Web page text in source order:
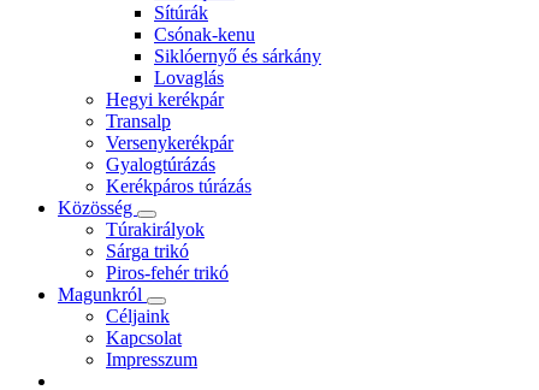
Sítúrák
Csónak-kenu
Siklóernyő és sárkány
Lovaglás
Hegyi kerékpár
Transalp
Versenykerékpár
Gyalogtúrázás
Kerékpáros túrázás
Közösség
Túrakirályok
Sárga trikó
Piros-fehér trikó
Magunkról
Céljaink
Kapcsolat
Impresszum